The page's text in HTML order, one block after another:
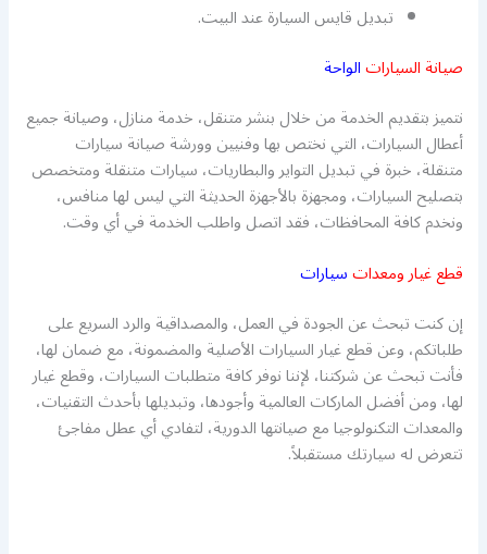
تبديل قايس السيارة عند البيت.
صيانة السياراتالواحة
نتميز بتقديم الخدمة من خلال بنشر متنقل، خدمة منازل، وصيانة جميع
أعطال السيارات، التي نختص بها وفنيين وورشة صيانة سيارات
متنقلة، خبرة في تبديل التواير والبطاريات، سيارات متنقلة ومتخصص
بتصليح السيارات، ومجهزة بالأجهزة الحديثة التي ليس لها منافس،
ونخدم كافة المحافظات، فقد اتصل واطلب الخدمة في أي وقت.
قطع غيار ومعداتسيارات
إن كنت تبحث عن الجودة في العمل، والمصداقية والرد السريع على
طلباتكم، وعن قطع غيار السيارات الأصلية والمضمونة، مع ضمان لها،
فأنت تبحث عن شركتنا، لإننا نوفر كافة متطلبات السيارات، وقطع غيار
لها، ومن أفضل الماركات العالمية وأجودها، وتبديلها بأحدث التقنيات،
والمعدات التكنولوجيا مع صيانتها الدورية، لتفادي أي عطل مفاجئ
تتعرض له سيارتك مستقبلاً.